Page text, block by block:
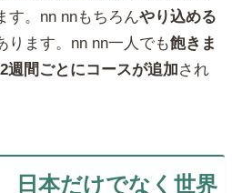
す。nn nnもちろんやり込める
ります。nn nn一人でも飽きま
2週間ごとにコースが追加され
本だけでなく世界